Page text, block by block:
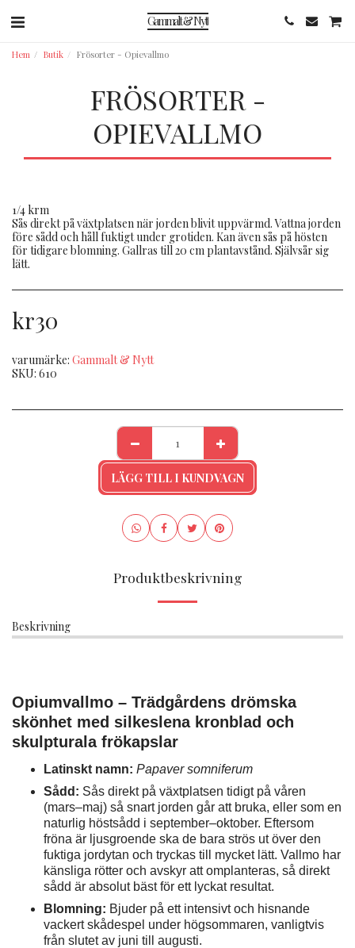
Gammalt & Nytt
Hem Butik Frösorter - Opievallmo
FRÖSORTER -
OPIEVALLMO
1/4 krm
Sås direkt på växtplatsen när jorden blivit uppvärmd. Vattna jorden
före sådd och håll fuktigt under grotiden. Kan även sås på hösten
för tidigare blomning. Gallras till 20 cm plantavstånd. Självsår sig
lätt.
kr30
varumärke: Gammalt & Nytt
SKU: 610
LÄGG TILL I KUNDVAGN
Produktbeskrivning
Beskrivning
Opiumvallmo – Trädgårdens drömska
skönhet med silkeslena kronblad och
skulpturala frökapslar
Latinskt namn: Papaver somniferum
Sådd: Sås direkt på växtplatsen tidigt på våren
(mars–maj) så snart jorden går att bruka, eller som en
naturlig höstsådd i september–oktober. Eftersom
fröna är ljusgroende ska de bara strös ut över den
fuktiga jordytan och tryckas till mycket lätt. Vallmo har
känsliga rötter och avskyr att omplanteras, så direkt
sådd är absolut bäst för ett lyckat resultat.
Blomning: Bjuder på ett intensivt och hisnande
vackert skådespel under högsommaren, vanligtvis
från slutet av juni till augusti.